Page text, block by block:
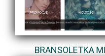
BRANSOLETKA